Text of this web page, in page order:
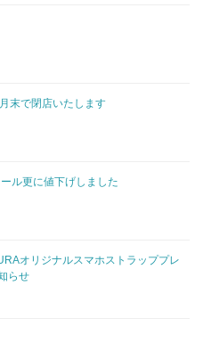
末で閉店いたします
ル更に値下げしました
オリジナルスマホストラッププレ
らせ